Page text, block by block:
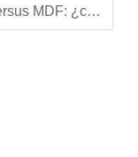
MDF: ¿cuál
elegir para su